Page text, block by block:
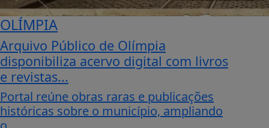
OLÍMPIA
Arquivo Público de Olímpia
disponibiliza acervo digital com livros
e revistas...
Portal reúne obras raras e publicações
históricas sobre o município, ampliando